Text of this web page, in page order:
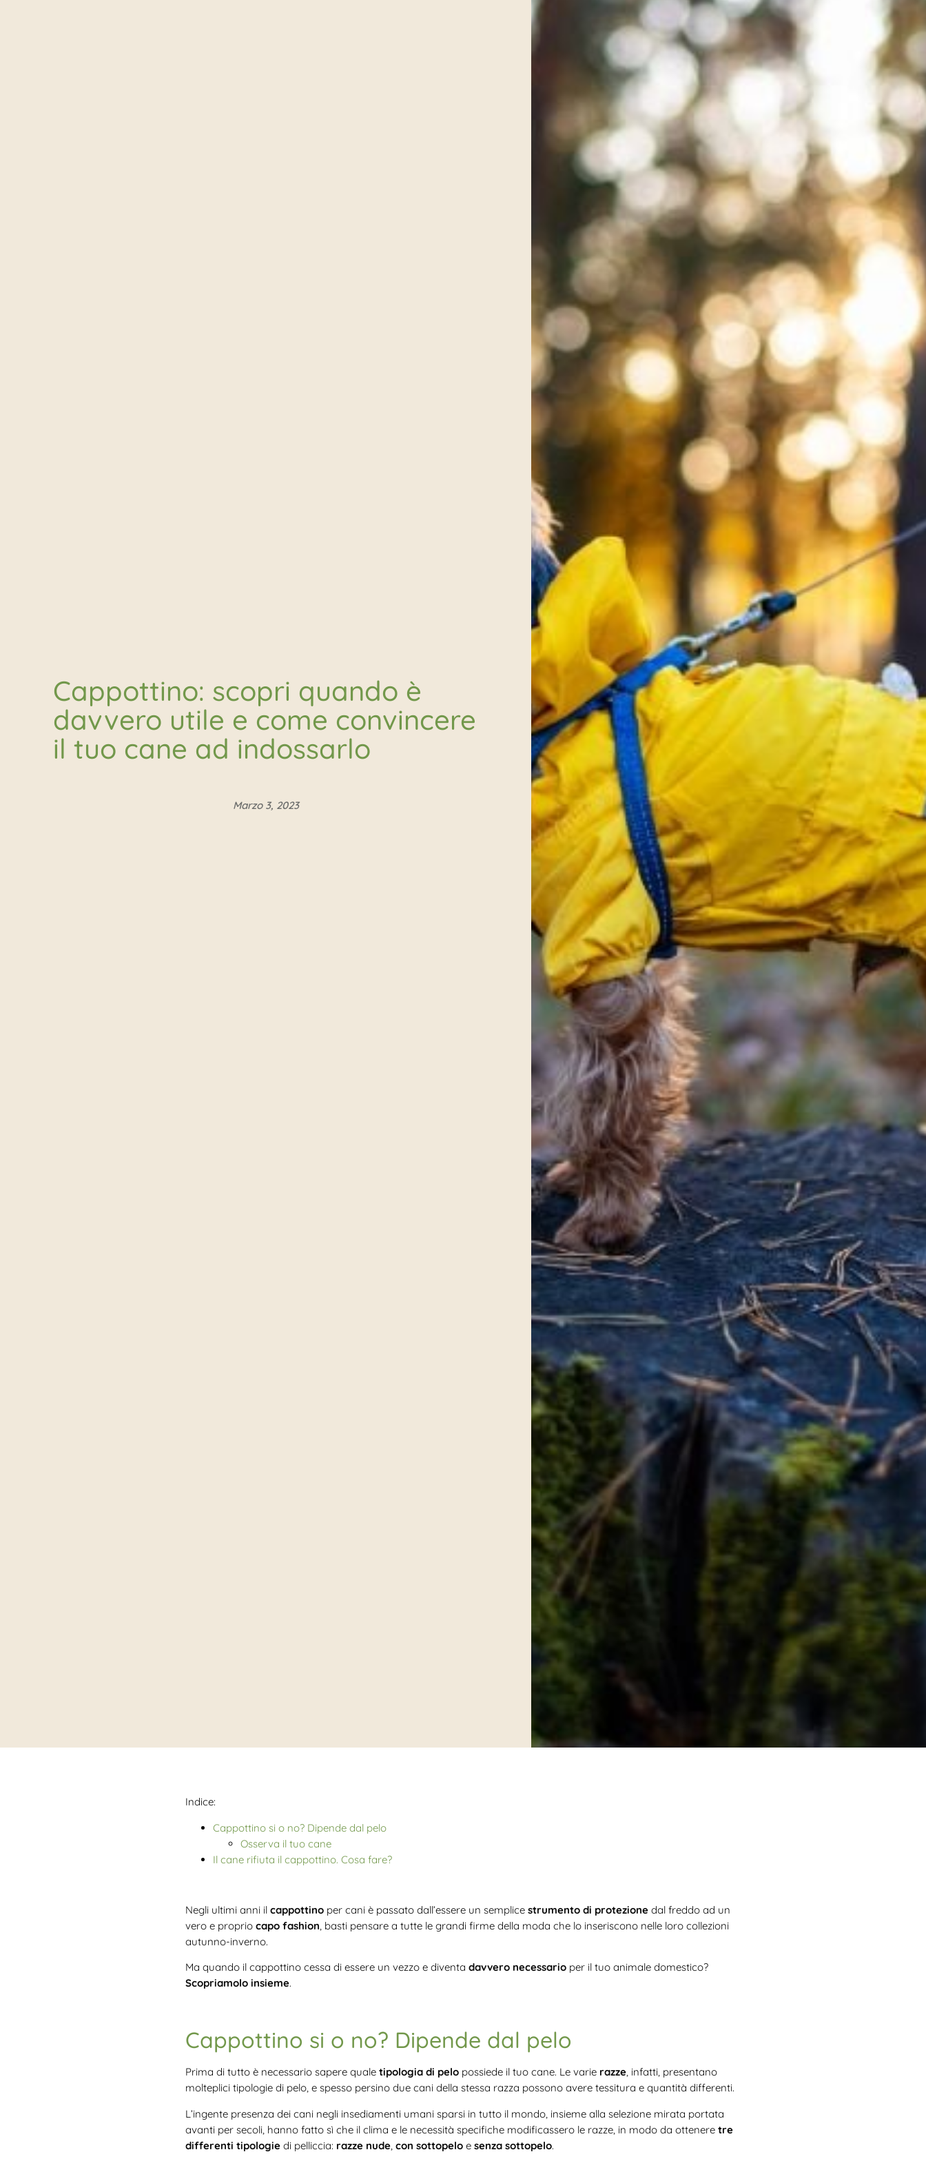
Cappottino: scopri quando è
davvero utile e come convincere
il tuo cane ad indossarlo
Marzo 3, 2023
Indice:
Cappottino si o no? Dipende dal pelo
Osserva il tuo cane
Il cane rifiuta il cappottino. Cosa fare?
Negli ultimi anni il cappottinoper cani è passato dall’essere un semplice strumento di protezionedal freddo ad un
vero e proprio capo fashion , basti pensare a tutte le grandi firme della moda che lo inseriscono nelle loro collezioni
autunno-inverno.
Ma quando il cappottino cessa di essere un vezzo e diventa davvero necessarioper il tuo animale domestico?
Scopriamolo insieme.
Cappottino si o no? Dipende dal pelo
Prima di tutto è necessario sapere quale tipologia di pelopossiede il tuo cane. Le varie razze, infatti, presentano
molteplici tipologie di pelo, e spesso persino due cani della stessa razza possono avere tessitura e quantità differenti.
L’ingente presenza dei cani negli insediamenti umani sparsi in tutto il mondo, insieme alla selezione mirata portata
avanti per secoli, hanno fatto sì che il clima e le necessità specifiche modificassero le razze, in modo da ottenere tre
differenti tipologiedi pelliccia: razze nude, con sottopeloe senza sottopelo.